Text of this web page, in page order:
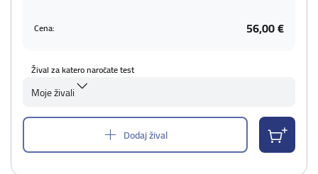
Cena: 56,00 €
Žival za katero naročate test
Moje živali
Dodaj žival